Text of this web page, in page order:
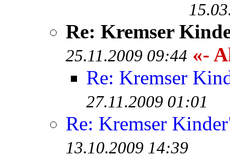
Re: Kremser
25.11.2009 09:44 «-
Re: Kremser
27.11.2009 01:01
Re: Kremser
13.10.2009 14:39